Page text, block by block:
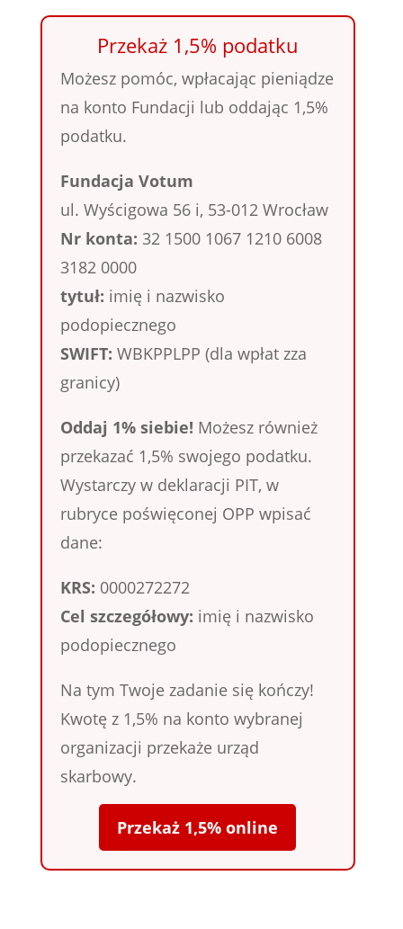
Przekaż 1,5% podatku
Możesz pomóc, wpłacając pieniądze
na konto Fundacji lub oddając 1,5%
podatku.
Fundacja Votum
ul. Wyścigowa 56 i, 53-012 Wrocław
Nr konta: 32 1500 1067 1210 6008
3182 0000
tytuł: imię i nazwisko
podopiecznego
SWIFT: WBKPPLPP (dla wpłat zza
granicy)
Oddaj 1% siebie! Możesz również
przekazać 1,5% swojego podatku.
Wystarczy w deklaracji PIT, w
rubryce poświęconej OPP wpisać
dane:
KRS: 0000272272
Cel szczegółowy: imię i nazwisko
podopiecznego
Na tym Twoje zadanie się kończy!
Kwotę z 1,5% na konto wybranej
organizacji przekaże urząd
skarbowy.
Przekaż 1,5% online